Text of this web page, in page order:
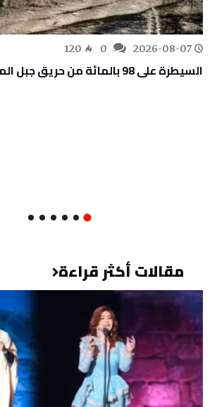
2026-08-07
120
السيطرة على 98 بالمائة من حريق جبل المرقب بسليانة
مقالات أكثر قراءة